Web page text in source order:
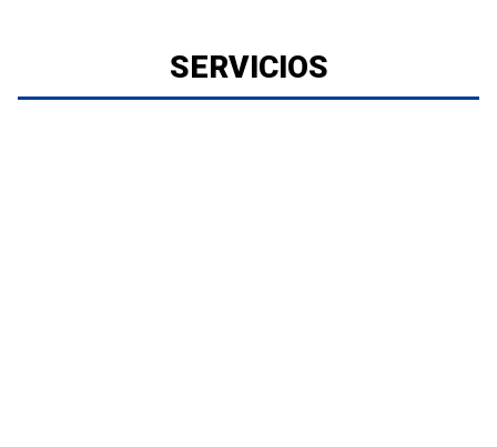
SERVICIOS